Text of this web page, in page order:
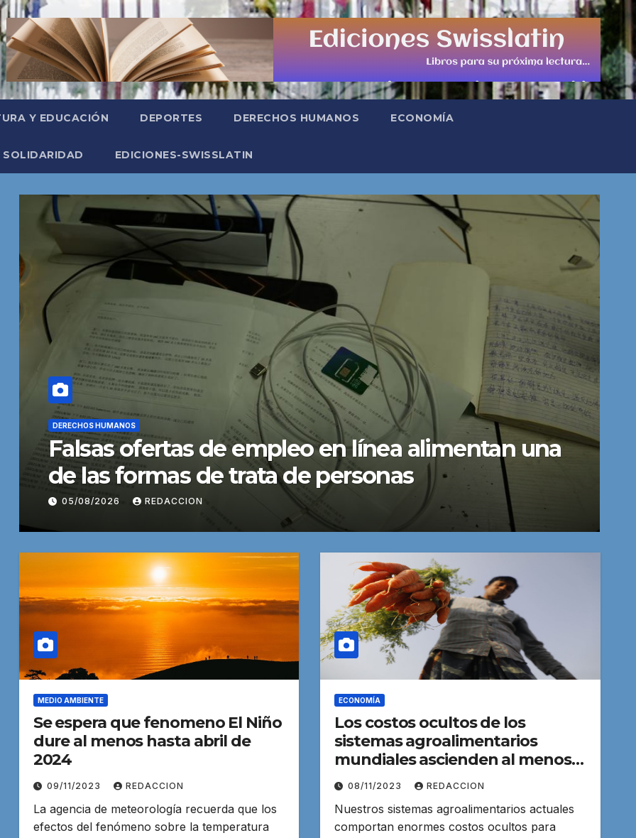
Y EDUCACIÓN DEPORTES DERECHOS HUMANOS ECONOMÍA
SOLIDARIDAD EDICIONES-SWISSLATIN
CULTURA Y EDUCACIÓN
América Latina tendrá 38 millones menos de
personas en edad escolar para 2050
04/08/2026 REDACCION
MEDIO AMBIENTE
Se espera que fenomeno El Niño
dure al menos hasta abril de
2024
09/11/2023 REDACCION
La agencia de meteorología recuerda que los
efectos del fenómeno sobre la temperatura
ECONOMÍA
Los costos ocultos de los
sistemas agroalimentarios
mundiales ascienden al menos a
10 billones de dólares
08/11/2023 REDACCION
Nuestros sistemas agroalimentarios actuales
comportan enormes costos ocultos para